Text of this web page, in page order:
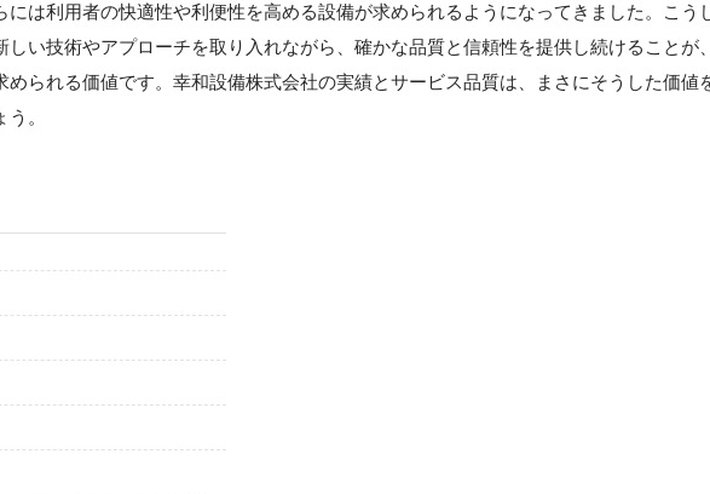
には利用者の快適性や利便性を高める設備が求められるようになってきました。こう
い技術やアプローチを取り入れながら、確かな品質と信頼性を提供し続けることが、
められる価値です。幸和設備株式会社の実績とサービス品質は、まさにそうした価値
。